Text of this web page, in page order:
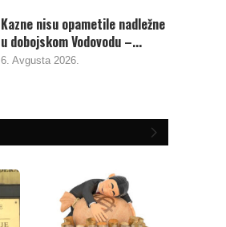
Kazne nisu opametile nadležne
u dobojskom Vodovodu –...
6. Avgusta 2026.